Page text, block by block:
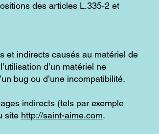
des articles L.335-2 et
et indirects causés au matériel de
d’un matériel ne
bug ou d’une incompatibilité.
indirects (tels par exemple
site http://saint-aime.com.